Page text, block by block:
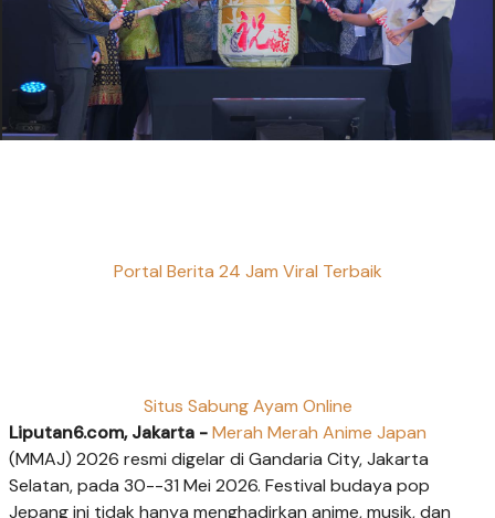
Portal Berita 24 Jam Viral Terbaik
Situs Sabung Ayam Online
Liputan6.com, Jakarta -Merah Merah Anime Japan
(MMAJ) 2026 resmi digelar di Gandaria City, Jakarta
Selatan, pada 30--31 Mei 2026. Festival budaya pop
Jepang ini tidak hanya menghadirkan anime, musik, dan